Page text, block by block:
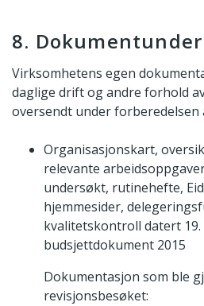
8.
Virksomhetens egen
daglige drift og andre forhold
oversendt under forberedelsen
Organisasjonskart,
relevante
undersøkt, rutinehefte,
hjemmesider,
kvalitetskontroll datert 19.
budsjettdokument 2015
Dokumentasjon som ble
revisjonsbesøket: